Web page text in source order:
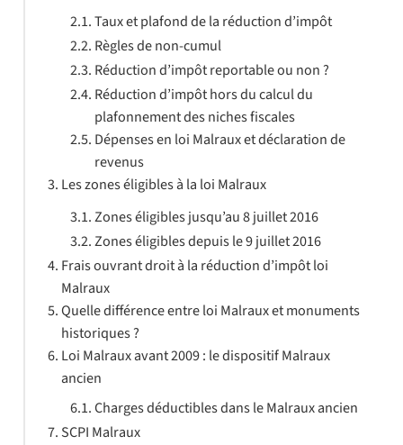
Taux et plafond de la réduction d’impôt
Règles de non-cumul
Réduction d’impôt reportable ou non ?
Réduction d’impôt hors du calcul du
plafonnement des niches fiscales
Dépenses en loi Malraux et déclaration de
revenus
Les zones éligibles à la loi Malraux
Zones éligibles jusqu’au 8 juillet 2016
Zones éligibles depuis le 9 juillet 2016
Frais ouvrant droit à la réduction d’impôt loi
Malraux
Quelle différence entre loi Malraux et monuments
historiques ?
Loi Malraux avant 2009 : le dispositif Malraux
ancien
Charges déductibles dans le Malraux ancien
SCPI Malraux